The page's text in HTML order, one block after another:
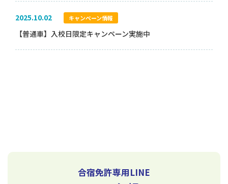
2025.10.02 キャンペーン情報
【普通車】入校日限定キャンペーン実施中
合宿免許専用LINE